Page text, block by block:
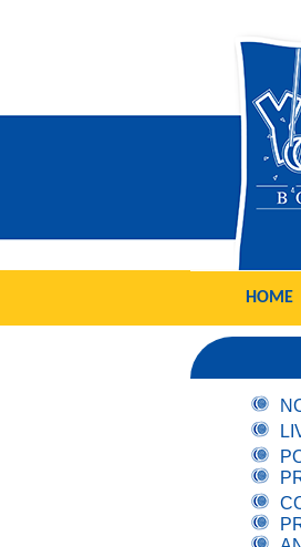
HOME